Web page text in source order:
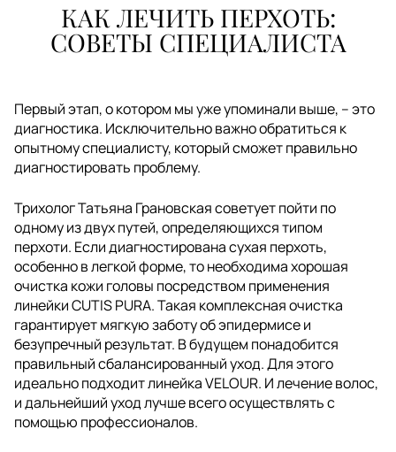
КАК ЛЕЧИТЬ ПЕРХОТЬ:
СОВЕТЫ СПЕЦИАЛИСТА
Первый этап, о котором мы уже упоминали выше, – это
диагностика. Исключительно важно обратиться к
опытному специалисту, который сможет правильно
диагностировать проблему.
Трихолог Татьяна Грановская советует пойти по
одному из двух путей, определяющихся типом
перхоти. Если диагностирована сухая перхоть,
особенно в легкой форме, то необходима хорошая
очистка кожи головы посредством применения
линейки CUTIS PURA. Такая комплексная очистка
гарантирует мягкую заботу об эпидермисе и
безупречный результат. В будущем понадобится
правильный сбалансированный уход. Для этого
идеально подходит линейка VELOUR. И лечение волос,
и дальнейший уход лучше всего осуществлять с
помощью профессионалов.